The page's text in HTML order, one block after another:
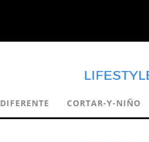
DIFERENTE CORTAR-Y-NIÑO